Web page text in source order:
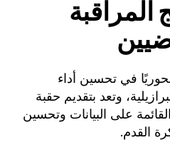
المراقبة
في تحسين أداء
وتعد بتقديم حقبة
على البيانات وتحسين
القدم.